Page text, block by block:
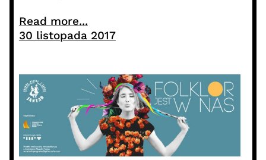
Read more...
30 listopada 2017